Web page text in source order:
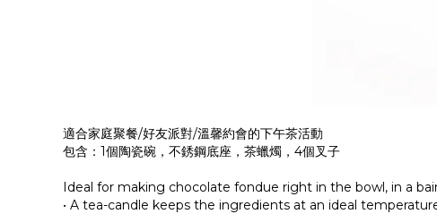
適合家庭聚餐/好友派對/溫馨約會的下午茶活動
包含：1個陶瓷碗，不銹鋼底座，茶蠟燭，4個叉子
Ideal for making chocolate fondue right in the bowl, in a
• A tea-candle keeps the ingredients at an ideal